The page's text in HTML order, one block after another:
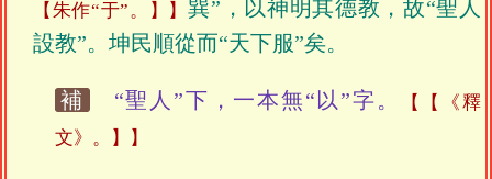
【朱作“于”。】
巽”，以神明其德教，故“聖人
設教”。坤民順從而“天下服”矣。
補 “聖人”下，一本無“以”字。
【《釋
文》。】